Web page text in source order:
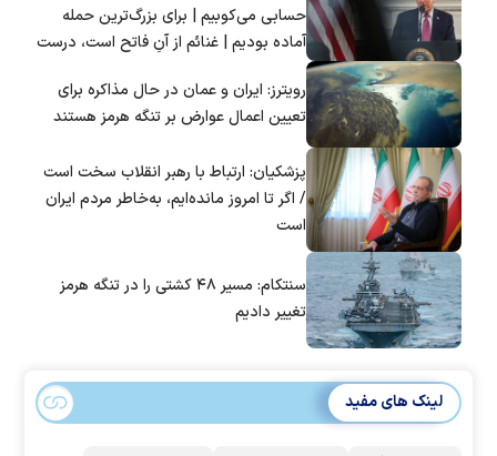
حسابی می‌کوبیم | برای بزرگ‌ترین حمله
آماده بودیم | غنائم از آنِ فاتح است، درست
رویترز: ایران و عمان در حال مذاکره برای
تعیین اعمال عوارض بر تنگه هرمز هستند
پزشکیان: ارتباط با رهبر انقلاب سخت است
/ اگر تا امروز مانده‌ایم، به‌خاطر مردم ایران
است
سنتکام: مسیر ۴۸ کشتی را در تنگه هرمز
تغییر دادیم
لینک های مفید